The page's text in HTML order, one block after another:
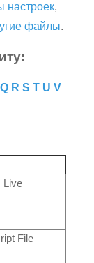
настроек,
файлы.
Q R S T U V
Live
File